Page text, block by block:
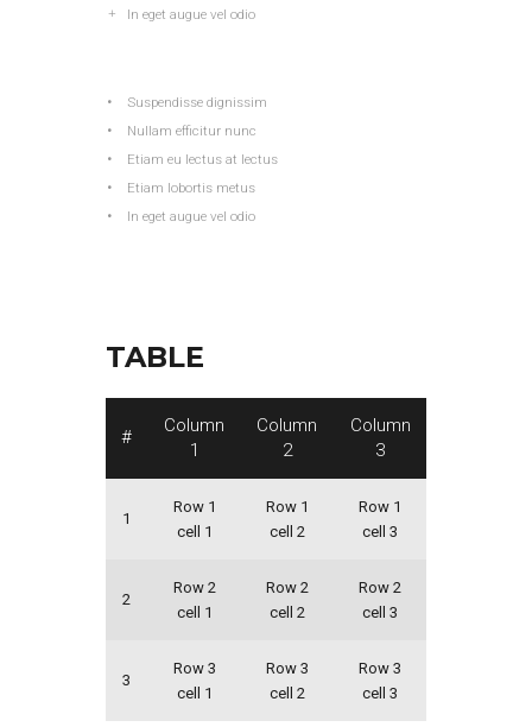
In eget augue vel odio
Suspendisse dignissim
Nullam efficitur nunc
Etiam eu lectus at lectus
Etiam lobortis metus
In eget augue vel odio
TABLE
#
Column
1
Column
2
Column
3
1
Row 1
cell 1
Row 1
cell 2
Row 1
cell 3
2
Row 2
cell 1
Row 2
cell 2
Row 2
cell 3
3
Row 3
cell 1
Row 3
cell 2
Row 3
cell 3